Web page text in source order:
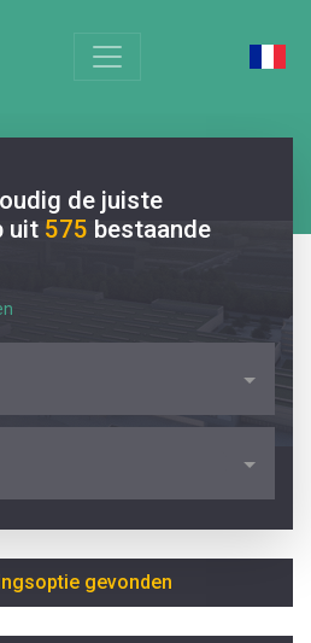
de juiste
uit 575 bestaande
gevonden